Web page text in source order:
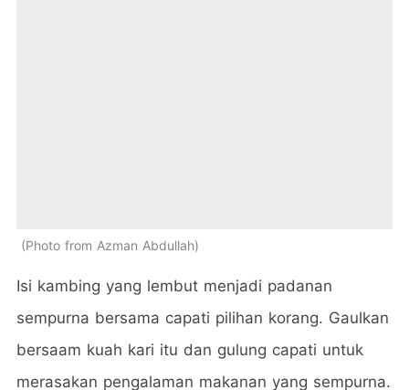
Photo from Azman Abdullah
Isi kambing yang lembut menjadi padanan
sempurna bersama capati pilihan korang. Gaulkan
bersaam kuah kari itu dan gulung capati untuk
merasakan pengalaman makanan yang sempurna.